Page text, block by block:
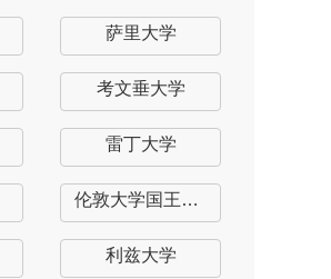
萨里大学
考文垂大学
雷丁大学
伦敦大学国王学院
利兹大学